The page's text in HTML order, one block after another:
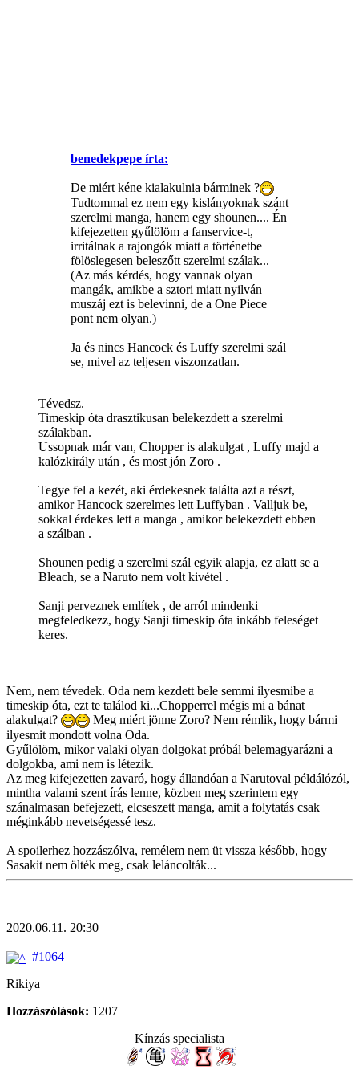
benedekpepe írta:
De miért kéne kialakulnia bárminek ?
Tudtommal ez nem egy kislányoknak szánt
szerelmi manga, hanem egy shounen.... Én
kifejezetten gyűlölöm a fanservice-t,
irritálnak a rajongók miatt a történetbe
fölöslegesen beleszőtt szerelmi szálak...
(Az más kérdés, hogy vannak olyan
mangák, amikbe a sztori miatt nyilván
muszáj ezt is belevinni, de a One Piece
pont nem olyan.)
Ja és nincs Hancock és Luffy szerelmi szál
se, mivel az teljesen viszonzatlan.
Tévedsz.
Timeskip óta drasztikusan belekezdett a szerelmi
szálakban.
Ussopnak már van, Chopper is alakulgat , Luffy majd a
kalózkirály után , és most jón Zoro .
Tegye fel a kezét, aki érdekesnek találta azt a részt,
amikor Hancock szerelmes lett Luffyban . Valljuk be,
sokkal érdekes lett a manga , amikor belekezdett ebben
a szálban .
Shounen pedig a szerelmi szál egyik alapja, ez alatt se a
Bleach, se a Naruto nem volt kivétel .
Sanji perveznek említek , de arról mindenki
megfeledkezz, hogy Sanji timeskip óta inkább feleséget
keres.
Nem, nem tévedek. Oda nem kezdett bele semmi ilyesmibe a
timeskip óta, ezt te találod ki...Chopperrel mégis mi a bánat
alakulgat?
Meg miért jönne Zoro? Nem rémlik, hogy bármi
ilyesmit mondott volna Oda.
Gyűlölöm, mikor valaki olyan dolgokat próbál belemagyarázni a
dolgokba, ami nem is létezik.
Az meg kifejezetten zavaró, hogy állandóan a Narutoval példálózól,
mintha valami szent írás lenne, közben meg szerintem egy
szánalmasan befejezett, elcseszett manga, amit a folytatás csak
méginkább nevetségessé tesz.
A spoilerhez hozzászólva, remélem nem üt vissza később, hogy
Sasakit nem ölték meg, csak leláncolták...
2020.06.11. 20:30
#1064
Rikiya
Hozzászólások: 1207
Kínzás specialista